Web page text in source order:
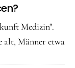
Medizin".
alt, Männer etwa